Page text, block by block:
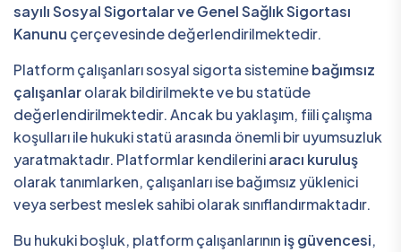
sayılı Sosyal Sigortalar ve Genel Sağlık Sigortası
Kanunu çerçevesinde değerlendirilmektedir.
Platform çalışanları sosyal sigorta sisteminebağımsız
çalışanlarolarak bildirilmekte ve bu statüde
değerlendirilmektedir. Ancak bu yaklaşım, fiili çalışma
koşulları ile hukuki statü arasında önemli bir uyumsuzluk
yaratmaktadır. Platformlar kendileriniaracı kuruluş
olarak tanımlarken, çalışanları ise bağımsız yüklenici
veya serbest meslek sahibi olarak sınıflandırmaktadır.
Bu hukuki boşluk, platform çalışanlarının iş güvencesi,